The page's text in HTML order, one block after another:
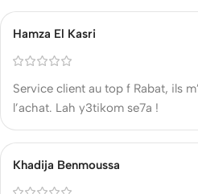
Hamza El Kasri
Service client au top f Rabat, ils
l’achat. Lah y3tikom se7a !
Khadija Benmoussa